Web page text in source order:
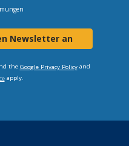
Newsletter an
the Google Privacy Policyand
apply.